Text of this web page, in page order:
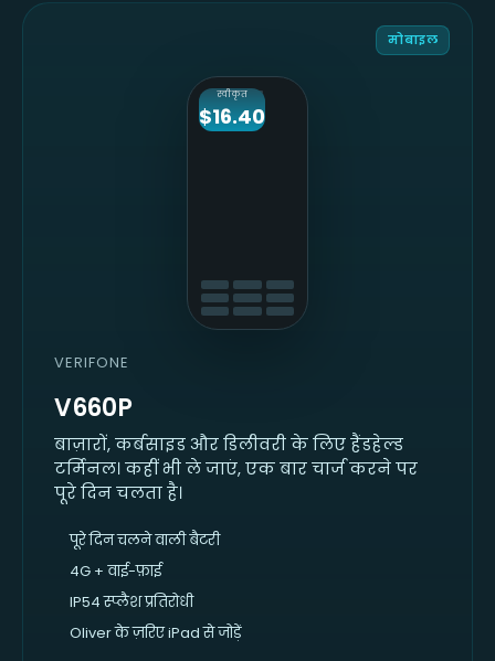
मोबाइल
स्वीकृत
$16.40
VERIFONE
V660P
बाज़ारों, कर्बसाइड और डिलीवरी के लिए हैंडहेल्ड
टर्मिनल। कहीं भी ले जाएं, एक बार चार्ज करने पर
पूरे दिन चलता है।
पूरे दिन चलने वाली बैटरी
4G + वाई-फ़ाई
IP54 स्प्लैश प्रतिरोधी
Oliver के ज़रिए iPad से जोड़ें